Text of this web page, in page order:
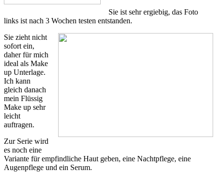
Sie ist sehr ergiebig, das Foto
links ist nach 3 Wochen testen entstanden.
Sie zieht nicht
sofort ein,
daher für mich
ideal als Make
up Unterlage.
Ich kann
gleich danach
mein Flüssig
Make up sehr
leicht
auftragen.
Zur Serie wird
es noch eine
Variante für empfindliche Haut geben, eine Nachtpflege, eine
Augenpflege und ein Serum.